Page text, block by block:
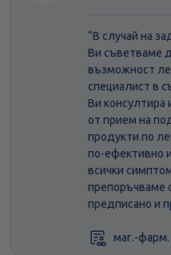
“В случай на
Ви съветваме
възможност
специалист в
Ви консултира
от прием на
продукти по
по-ефективно
всички
препоръчваме
предписано и
маг.-фарм.